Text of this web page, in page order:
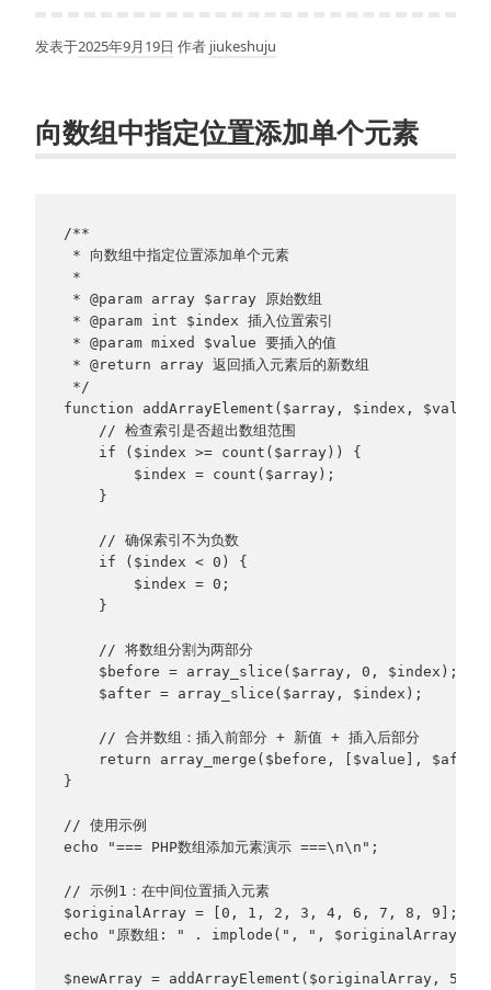
发表于2025年9月19日 作者 jiukeshuju
向数组中指定位置添加单个元素
/**
* 向数组中指定位置添加单个元素
*
* @param array $array 原始数组
* @param int $index 插入位置索引
* @param mixed $value 要插入的值
* @return array 返回插入元素后的新数组
*/
function addArrayElement($array, $index,
// 检查索引是否超出数组范围
if ($index >= count($array)) {
$index = count($array);
}
// 确保索引不为负数
if ($index < 0) {
$index = 0;
}
// 将数组分割为两部分
$before = array_slice($array, 0, $index);
$after = array_slice($array, $index);
// 合并数组：插入前部分 + 新值 + 插入后部分
return array_merge($before, [$value],
}
// 使用示例
echo "=== PHP数组添加元素演示 ===\n\n";
// 示例1：在中间位置插入元素
$originalArray = [0, 1, 2, 3, 4, 6, 7, 8, 9];
echo "原数组: " . implode(", ", $originalArray)
$newArray = addArrayElement($originalArray, 5,